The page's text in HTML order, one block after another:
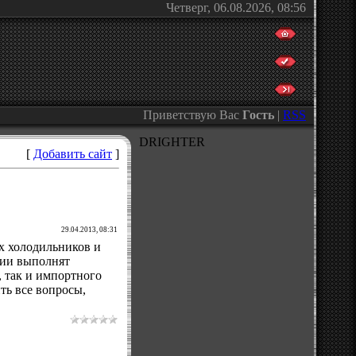
Четверг, 06.08.2026, 08:56
Приветствую Вас Гость | RSS
[ Добавить сайт ]
29.04.2013, 08:31
и
выполнят
и импортного
все вопросы,
DRIGHTER